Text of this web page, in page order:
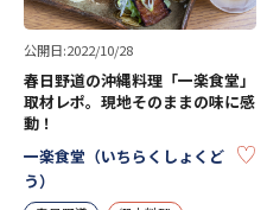
公開日:2022/10/28
春日野道の沖縄料理「一楽食堂」
取材レポ。現地そのままの味に感
動！
一楽食堂（いちらくしょくど
う）